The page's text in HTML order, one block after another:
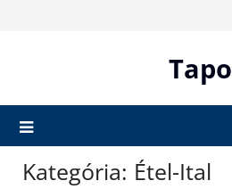
Tapo
Kategória: Étel-Ital